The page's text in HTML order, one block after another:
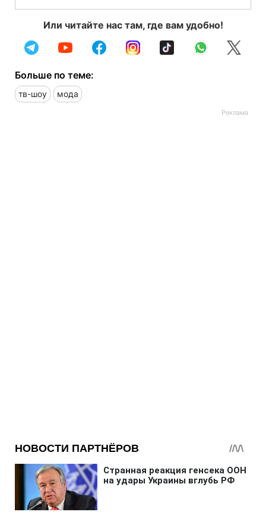
Или читайте нас там, где вам удобно!
Больше по теме:
тв-шоу мода